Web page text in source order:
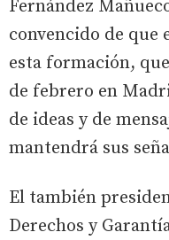
Fernández
convencido de que
esta formación,
de febrero en
de ideas y de
mantendrá sus
El también
Derechos y